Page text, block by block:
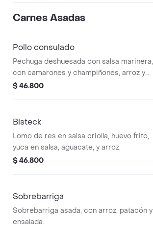
Carnes Asadas
Pollo consulado
Pechuga deshuesada con salsa marinera,
con camarones y champiñones, arroz y
papas francesas.
$ 46.800
Bisteck
Lomo de res en salsa criolla, huevo frito,
yuca en salsa, aguacate, y arroz.
$ 46.800
Sobrebarriga
Sobrebarriga asada, con arroz, patacón y
ensalada.